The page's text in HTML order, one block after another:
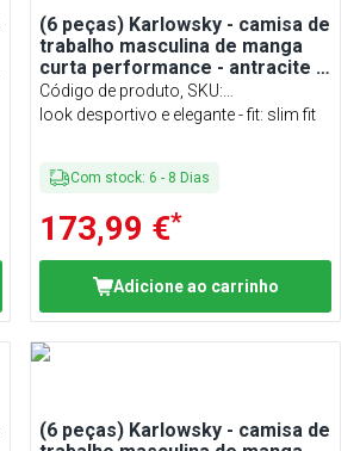
(6 peças) Karlowsky - camisa de
trabalho masculina de manga
curta performance - antracite -
tamanho: L
Código de produto, SKU:
KHASPLK5AZ#SET
look desportivo e elegante - fit: slim fit
Com stock: 6 - 8 Dias
173,99 €*
Adicione ao carrinho
(6 peças) Karlowsky - camisa de